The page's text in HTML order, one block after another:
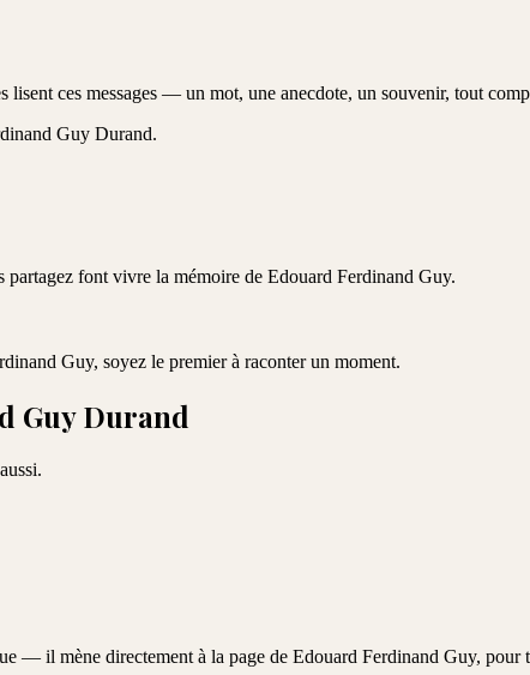
ces messages — un mot, une anecdote, un souvenir, tout
Guy Durand.
font vivre la mémoire de Edouard Ferdinand Guy.
Guy, soyez le premier à raconter un moment.
Guy Durand
— il mène directement à la page de Edouard Ferdinand Guy, pour